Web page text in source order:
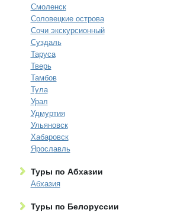
Смоленск
Соловецкие острова
Сочи экскурсионный
Суздаль
Таруса
Тверь
Тамбов
Тула
Урал
Удмуртия
Ульяновск
Хабаровск
Ярославль
Туры по Абхазии
Абхазия
Туры по Белоруссии